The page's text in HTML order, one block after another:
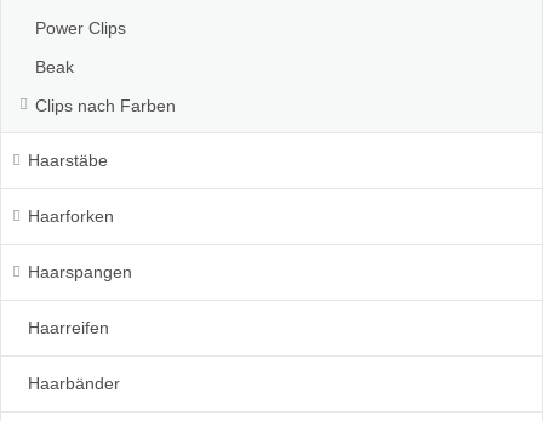
Power Clips
Beak
Clips nach Farben
Haarstäbe
Haarforken
Haarspangen
Haarreifen
Haarbänder